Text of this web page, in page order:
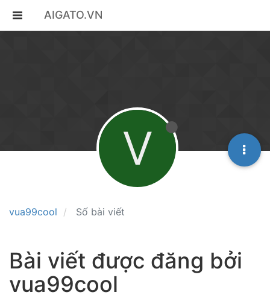
AIGATO.VN
vua99cool Số bài viết
V
Bài viết được đăng bởi
vua99cool